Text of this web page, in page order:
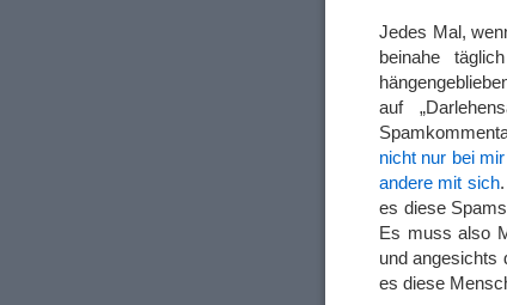
Jedes Mal,
beinahe
auf
nicht nur bei
andere mit sich
es diese
Es muss also
und angesichts
es diese